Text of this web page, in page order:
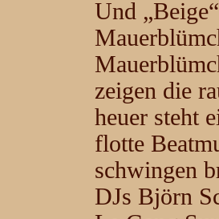
Und
zeigen die
heuer steht
flotte
schwingen
DJs Björn